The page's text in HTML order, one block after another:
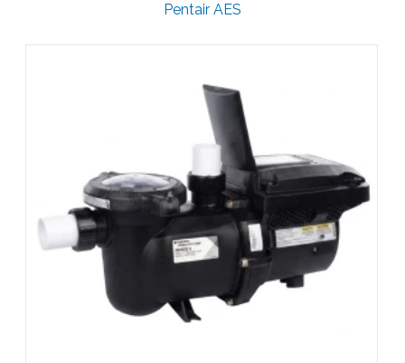
Pentair AES